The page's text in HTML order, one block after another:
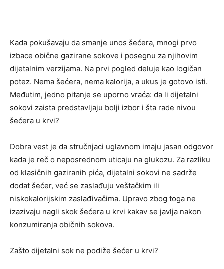
Kada pokušavaju da smanje unos šećera, mnogi prvo
izbace obične gazirane sokove i posegnu za njihovim
dijetalnim verzijama. Na prvi pogled deluje kao logičan
potez. Nema šećera, nema kalorija, a ukus je gotovo isti.
Međutim, jedno pitanje se uporno vraća: da li dijetalni
sokovi zaista predstavljaju bolji izbor i šta rade nivou
šećera u krvi?
Dobra vest je da stručnjaci uglavnom imaju jasan odgovor
kada je reč o neposrednom uticaju na glukozu. Za razliku
od klasičnih gaziranih pića, dijetalni sokovi ne sadrže
dodat šećer, već se zaslađuju veštačkim ili
niskokalorijskim zaslađivačima. Upravo zbog toga ne
izazivaju nagli skok šećera u krvi kakav se javlja nakon
konzumiranja običnih sokova.
Zašto dijetalni sok ne podiže šećer u krvi?